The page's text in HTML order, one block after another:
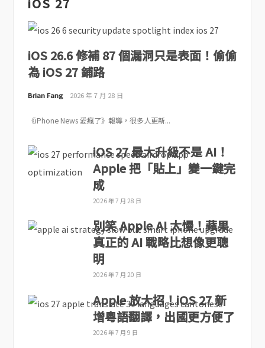
iOS 26.6 修補 87 個漏洞只是表面！偷偷
為 iOS 27 鋪路
Brian Fang 2026 年 7 月 28 日
《iPhone News 愛瘋了》報導，很多人更新...
iOS 27 最大升級不是 AI！
Apple 把「貼上」變一鍵完
成
2026 年 7 月 28 日
別笑 Apple AI 太慢！蘋果
真正的 AI 戰略比想像更聰
明
2026 年 7 月 20 日
Apple 放大招！iOS 27 新
增粵語翻譯，出國更方便了
2026 年 7 月 9 日